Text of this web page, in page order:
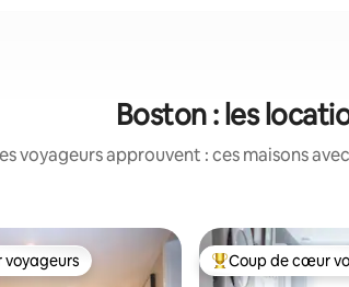
Boston : les
voyageurs approuvent : ces maisons
les plus appréciés Coups de cœur
Coup de cœur